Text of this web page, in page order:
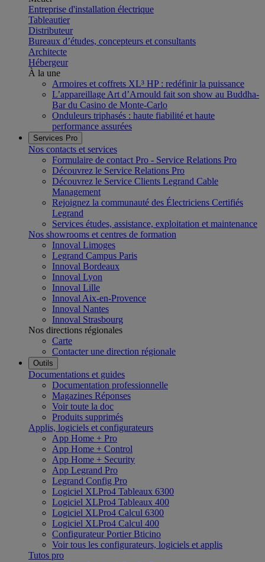
Entreprise d'installation électrique
Tableautier
Distributeur
Bureaux d’études, concepteurs et consultants
Architecte
Hébergeur
À la une
Armoires et coffrets XL³ HP : redéfinir la puissance
L’appareillage Art d’Arnould fait son show au Buddha-
Bar du Casino de Monte-Carlo
Onduleurs triphasés : haute fiabilité et haute
performance assurées
Services Pro
Nos contacts et services
Formulaire de contact Pro - Service Relations Pro
Découvrez le Service Relations Pro
Découvrez le Service Clients Legrand Cable
Management
Rejoignez la communauté des Électriciens Certifiés
Legrand
Services études, assistance, exploitation et maintenance
Nos showrooms et centres de formation
Innoval Limoges
Legrand Campus Paris
Innoval Bordeaux
Innoval Lyon
Innoval Lille
Innoval Aix-en-Provence
Innoval Nantes
Innoval Strasbourg
Nos directions régionales
Carte
Contacter une direction régionale
Outils
Documentations et guides
Documentation professionnelle
Magazines Réponses
Voir toute la doc
Produits supprimés
Applis, logiciels et configurateurs
App Home + Pro
App Home + Control
App Home + Security
App Legrand Pro
Legrand Config Pro
Logiciel XLPro4 Tableaux 6300
Logiciel XLPro4 Tableaux 400
Logiciel XLPro4 Calcul 6300
Logiciel XLPro4 Calcul 400
Configurateur Portier Bticino
Voir tous les configurateurs, logiciels et applis
Tutos pro